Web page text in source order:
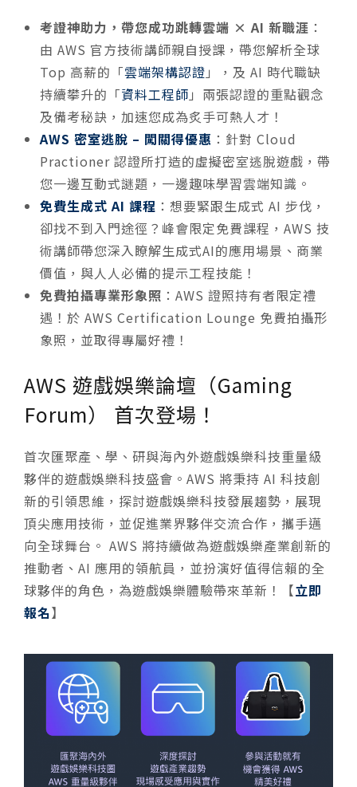
考證神助力，帶您成功跳轉雲端 × AI 新職涯 ：
由 AWS 官方技術講師親自授課，帶您解析全球
Top 高薪的「雲端架構認證 」，及 AI 時代職缺
持續攀升的「資料工程師 」兩張認證的重點觀念
及備考秘訣，加速您成為炙手可熱人才！
AWS 密室逃脫 – 闖關得優惠 ：針對 Cloud
Practioner 認證所打造的虛擬密室逃脫遊戲，帶
您一邊互動式謎題，一邊趣味學習雲端知識。
免費生成式 AI 課程 ：想要緊跟生成式 AI 步伐，
卻找不到入門途徑？峰會限定免費課程，AWS 技
術講師帶您深入瞭解生成式AI的應用場景、商業
價值，與人人必備的提示工程技能！
免費拍攝專業形象照 ：AWS 證照持有者限定禮
遇！於 AWS Certification Lounge 免費拍攝形
象照，並取得專屬好禮！
AWS 遊戲娛樂論壇（Gaming
Forum） 首次登場！
首次匯聚產、學、研與海內外遊戲娛樂科技重量級
夥伴的遊戲娛樂科技盛會。AWS 將秉持 AI 科技創
新的引領思維，探討遊戲娛樂科技發展趨勢，展現
頂尖應用技術，並促進業界夥伴交流合作，攜手邁
向全球舞台。 AWS 將持續做為遊戲娛樂產業創新的
推動者、AI 應用的領航員，並扮演好值得信賴的全
球夥伴的角色，為遊戲娛樂體驗帶來革新！【立即
報名】